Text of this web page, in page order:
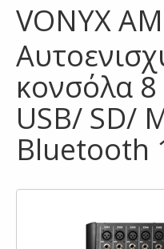
VONYX
κονσόλα
USB/ SD/
Bluetooth